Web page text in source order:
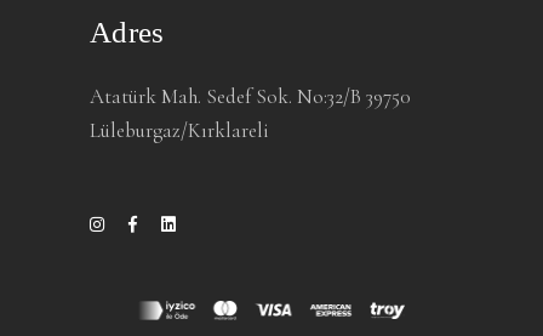
Adres
Atatürk Mah. Sedef Sok. No:32/B 39750
Lüleburgaz/Kırklareli